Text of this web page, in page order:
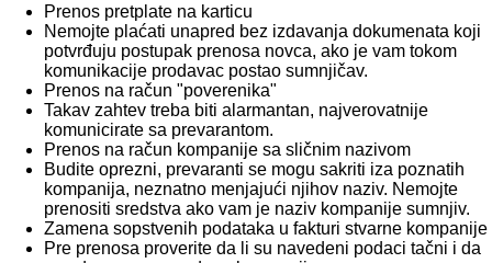
Prenos pretplate na karticu
Nemojte plaćati unapred bez izdavanja dokumenata koji
potvrđuju postupak prenosa novca, ako je vam tokom
komunikacije prodavac postao sumnjičav.
Prenos na račun "poverenika"
Takav zahtev treba biti alarmantan, najverovatnije
komunicirate sa prevarantom.
Prenos na račun kompanije sa sličnim nazivom
Budite oprezni, prevaranti se mogu sakriti iza poznatih
kompanija, neznatno menjajući njihov naziv. Nemojte
prenositi sredstva ako vam je naziv kompanije sumnjiv.
Zamena sopstvenih podataka u fakturi stvarne kompanije
Pre prenosa proverite da li su navedeni podaci tačni i da